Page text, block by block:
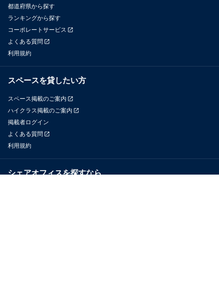
都道府県から探す
ランキングから探す
コーポレートサービス
よくある質問
利用規約
スペースを貸したい方
スペース掲載のご案内
ハイクラス掲載のご案内
掲載者ログイン
よくある質問
利用規約
シェアオフィスを探すなら